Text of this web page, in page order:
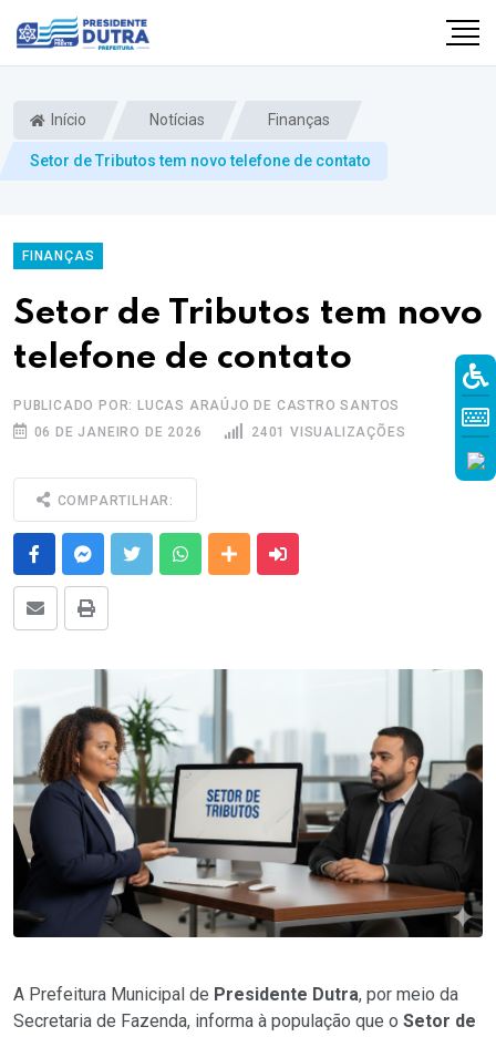
Início Notícias Finanças
Setor de Tributos tem novo telefone de contato
FINANÇAS
Setor de Tributos tem novo
telefone de contato
PUBLICADO POR: LUCAS ARAÚJO DE CASTRO SANTOS
06 DE JANEIRO DE 2026
2401 VISUALIZAÇÕES
COMPARTILHAR:
FacebookMessenger
Twitter WhatsappOutras Mídias
E-mail
A Prefeitura Municipal de Presidente Dutra, por meio da
Secretaria de Fazenda, informa à população que o Setor de